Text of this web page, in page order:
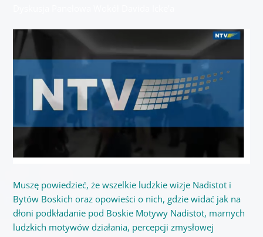
Muszę powiedzieć, że wszelkie ludzkie wizje Nadistot i
Bytów Boskich oraz opowieści o nich, gdzie widać jak na
dłoni podkładanie pod Boskie Motywy Nadistot, marnych
ludzkich motywów działania, percepcji zmysłowej